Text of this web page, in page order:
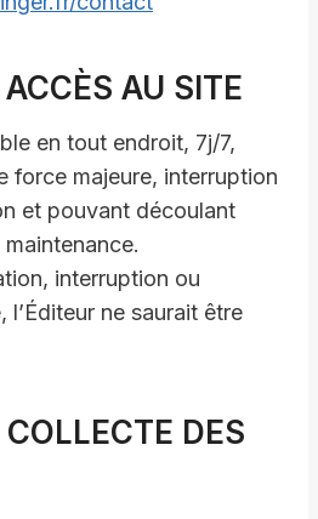
AU SITE
en tout endroit, 7j/7,
force majeure, interruption
et pouvant découlant
maintenance.
interruption ou
l’Éditeur ne saurait être
DES